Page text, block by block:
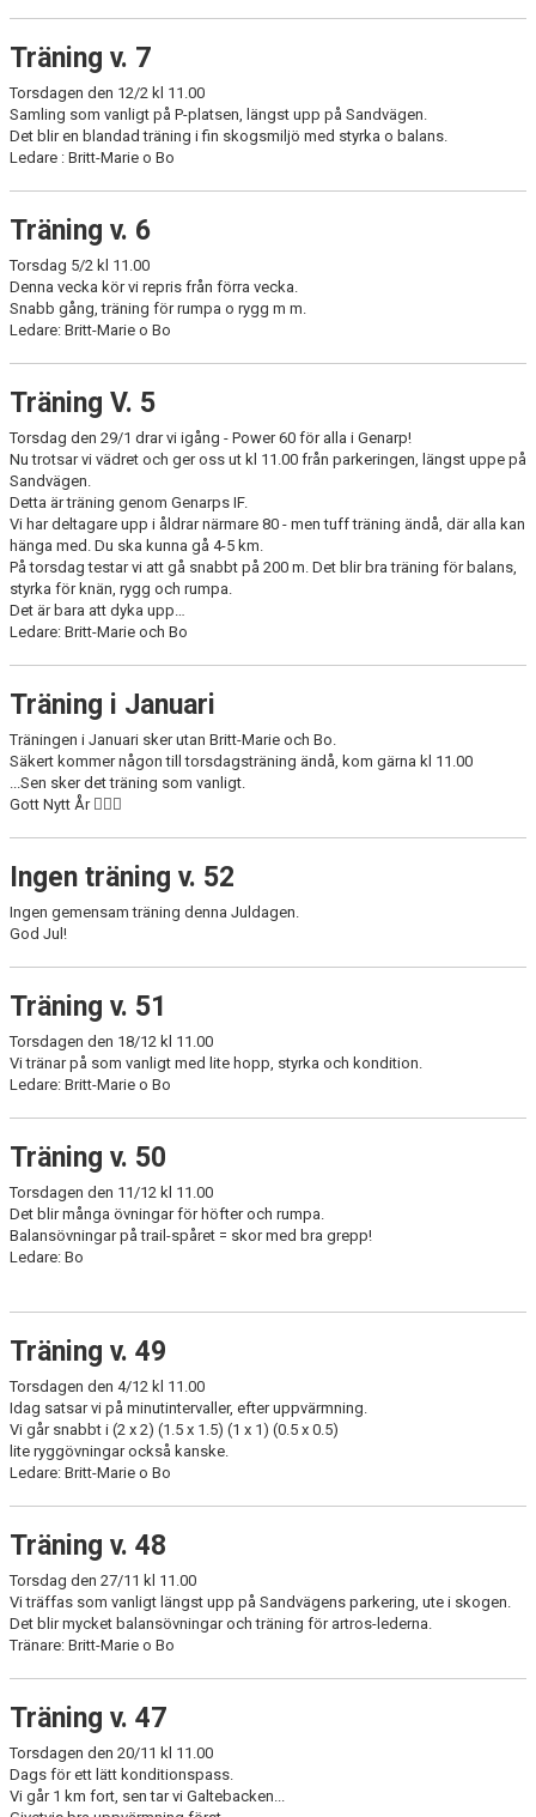
Träning v. 7
Torsdagen den 12/2 kl 11.00
Samling som vanligt på P-platsen, längst upp på Sandvägen.
Det blir en blandad träning i fin skogsmiljö med styrka o balans.
Ledare : Britt-Marie o Bo
Träning v. 6
Torsdag 5/2 kl 11.00
Denna vecka kör vi repris från förra vecka.
Snabb gång, träning för rumpa o rygg m m.
Ledare: Britt-Marie o Bo
Träning V. 5
Torsdag den 29/1 drar vi igång - Power 60 för alla i Genarp!
Nu trotsar vi vädret och ger oss ut kl 11.00 från parkeringen, längst uppe på
Sandvägen.
Detta är träning genom Genarps IF.
Vi har deltagare upp i åldrar närmare 80 - men tuff träning ändå, där alla kan
hänga med. Du ska kunna gå 4-5 km.
På torsdag testar vi att gå snabbt på 200 m. Det blir bra träning för balans,
styrka för knän, rygg och rumpa.
Det är bara att dyka upp…
Ledare: Britt-Marie och Bo
Träning i Januari
Träningen i Januari sker utan Britt-Marie och Bo.
Säkert kommer någon till torsdagsträning ändå, kom gärna kl 11.00
...Sen sker det träning som vanligt.
Gott Nytt År 🏋🏻‍♀️
Ingen träning v. 52
Ingen gemensam träning denna Juldagen.
God Jul!
Träning v. 51
Torsdagen den 18/12 kl 11.00
Vi tränar på som vanligt med lite hopp, styrka och kondition.
Ledare: Britt-Marie o Bo
Träning v. 50
Torsdagen den 11/12 kl 11.00
Det blir många övningar för höfter och rumpa.
Balansövningar på trail-spåret = skor med bra grepp!
Ledare: Bo
Träning v. 49
Torsdagen den 4/12 kl 11.00
Idag satsar vi på minutintervaller, efter uppvärmning.
Vi går snabbt i (2 x 2) (1.5 x 1.5) (1 x 1) (0.5 x 0.5)
lite ryggövningar också kanske.
Ledare: Britt-Marie o Bo
Träning v. 48
Torsdag den 27/11 kl 11.00
Vi träffas som vanligt längst upp på Sandvägens parkering, ute i skogen.
Det blir mycket balansövningar och träning för artros-lederna.
Tränare: Britt-Marie o Bo
Träning v. 47
Torsdagen den 20/11 kl 11.00
Dags för ett lätt konditionspass.
Vi går 1 km fort, sen tar vi Galtebacken...